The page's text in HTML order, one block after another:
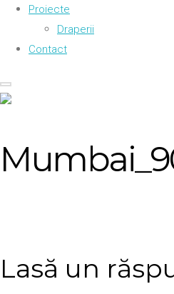
Proiecte
Draperii
Contact
Lasă un